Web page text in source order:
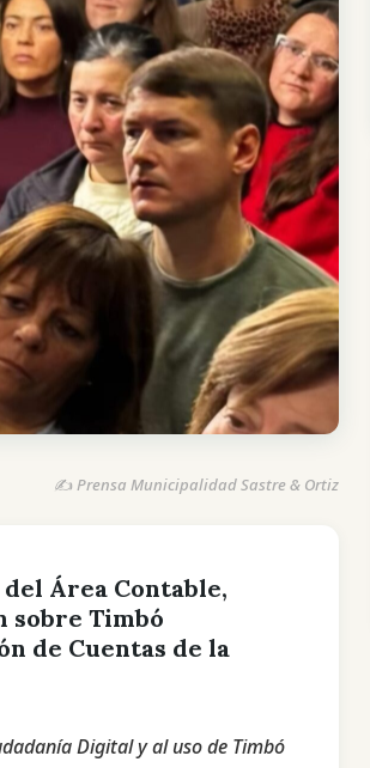
✍️ Prensa Municipalidad Sastre & Ortiz
Área Contable,
sobre Timbó
de Cuentas de la
Digital y al uso de Timbó